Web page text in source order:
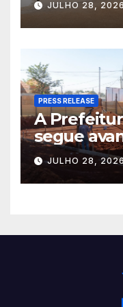
Municipal
JULHO 28, 2026
PRESS RELEASE
A
segue
no Setor
JULHO 28,